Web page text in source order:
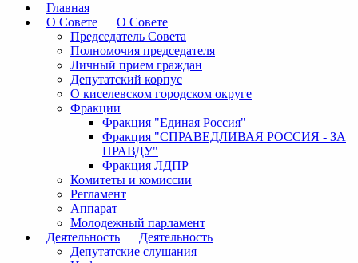
Главная
О Совете
О Совете
Председатель Совета
Полномочия председателя
Личный прием граждан
Депутатский корпус
О киселевском городском округе
Фракции
Фракция "Единая Россия"
Фракция "СПРАВЕДЛИВАЯ РОССИЯ - ЗА
ПРАВДУ"
Фракция ЛДПР
Комитеты и комиссии
Регламент
Аппарат
Молодежный парламент
Деятельность
Деятельность
Депутатские слушания